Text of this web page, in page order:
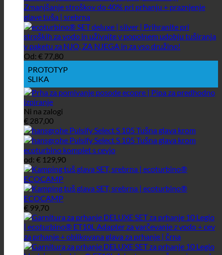
Od: € 77,80
PROTOTYP
SLIKA
Ni na zalogi
€ 287,00
od: € 129,90
€ 99,70